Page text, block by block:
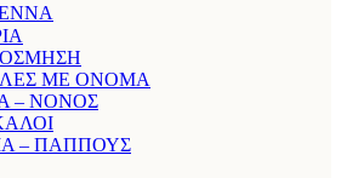
ΜΕ ΟΝΟΜΑ
– ΝΟΝΟΣ
– ΠΑΠΠΟΥΣ